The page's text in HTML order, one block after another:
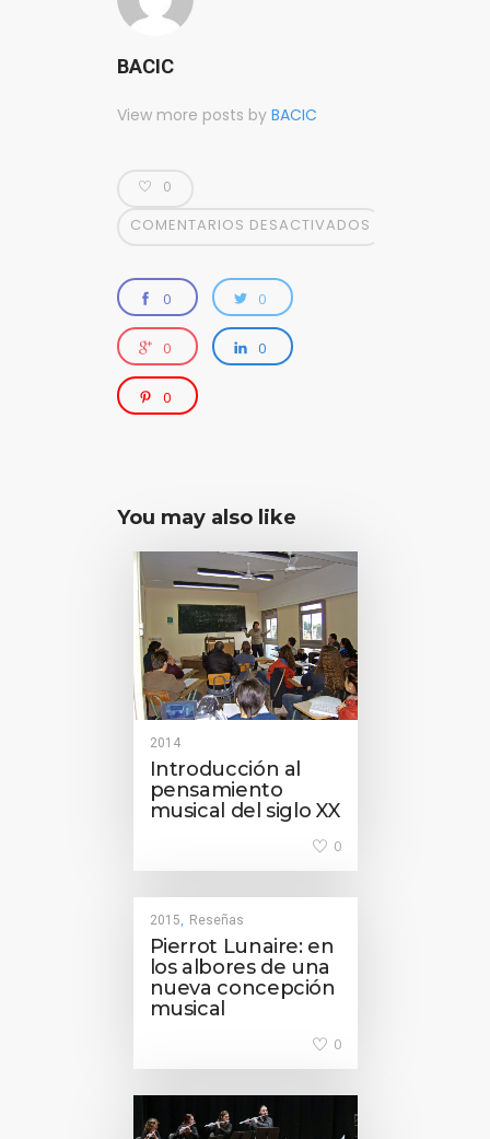
BACIC
View more posts by BACIC
0
COMENTARIOS DESACTIVADOS
0 0
0 0
0
You may also like
2014
Introducción al
pensamiento
musical del siglo XX
0
2015, Reseñas
Pierrot Lunaire: en
los albores de una
nueva concepción
musical
0